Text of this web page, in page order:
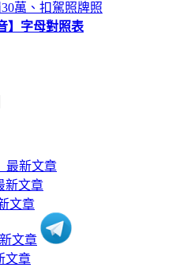
萬、扣駕照牌照
】字母對照表